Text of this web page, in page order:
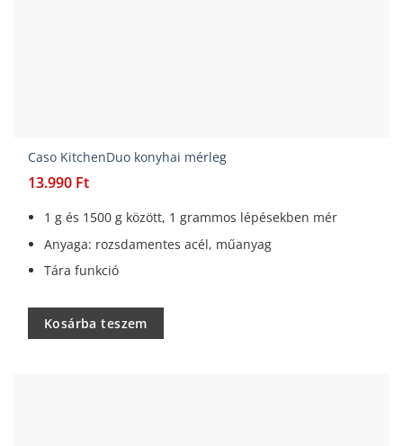
Caso KitchenDuo konyhai mérleg
13.990 Ft
1 g és 1500 g között, 1 grammos lépésekben mér
Anyaga: rozsdamentes acél, műanyag
Tára funkció
Kosárba teszem